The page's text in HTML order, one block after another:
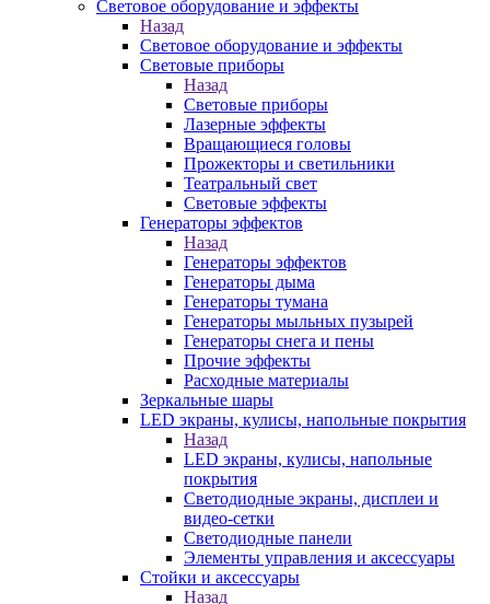
Световое оборудование и эффекты
Назад
Световое оборудование и эффекты
Световые приборы
Назад
Световые приборы
Лазерные эффекты
Вращающиеся головы
Прожекторы и светильники
Театральный свет
Световые эффекты
Генераторы эффектов
Назад
Генераторы эффектов
Генераторы дыма
Генераторы тумана
Генераторы мыльных пузырей
Генераторы снега и пены
Прочие эффекты
Расходные материалы
Зеркальные шары
LED экраны, кулисы, напольные покрытия
Назад
LED экраны, кулисы, напольные
покрытия
Светодиодные экраны, дисплеи и
видео-сетки
Светодиодные панели
Элементы управления и аксессуары
Стойки и аксессуары
Назад